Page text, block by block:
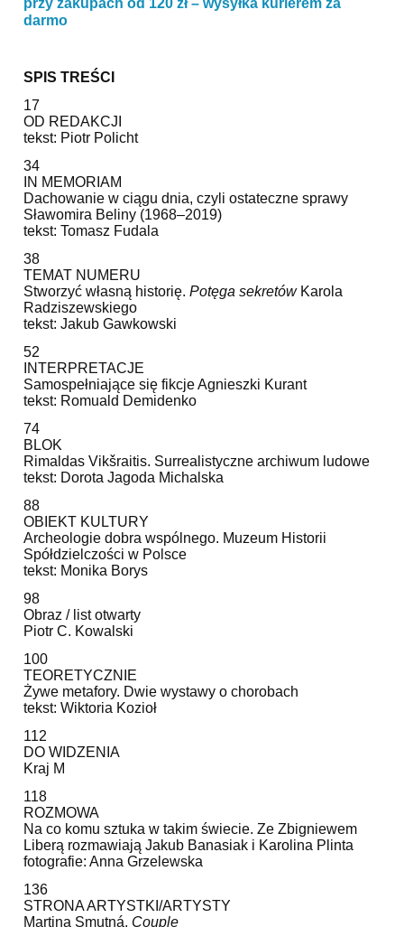
przy zakupach od 120 zł – wysyłka kurierem za
darmo
SPIS TREŚCI
17
OD REDAKCJI
tekst: Piotr Policht
34
IN MEMORIAM
Dachowanie w ciągu dnia, czyli ostateczne sprawy
Sławomira Beliny (1968–2019)
tekst: Tomasz Fudala
38
TEMAT NUMERU
Stworzyć własną historię. Potęga sekretówKarola
Radziszewskiego
tekst: Jakub Gawkowski
52
INTERPRETACJE
Samospełniające się fikcje Agnieszki Kurant
tekst: Romuald Demidenko
74
BLOK
Rimaldas Vikšraitis. Surrealistyczne archiwum ludowe
tekst: Dorota Jagoda Michalska
88
OBIEKT KULTURY
Archeologie dobra wspólnego. Muzeum Historii
Spółdzielczości w Polsce
tekst: Monika Borys
98
Obraz / list otwarty
Piotr C. Kowalski
100
TEORETYCZNIE
Żywe metafory. Dwie wystawy o chorobach
tekst: Wiktoria Kozioł
112
DO WIDZENIA
Kraj M
118
ROZMOWA
Na co komu sztuka w takim świecie. Ze Zbigniewem
Liberą rozmawiają Jakub Banasiak i Karolina Plinta
fotografie: Anna Grzelewska
136
STRONA ARTYSTKI/ARTYSTY
Martina Smutná, Couple